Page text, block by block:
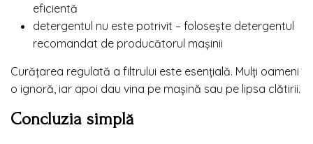
eficientă
detergentul nu este potrivit – folosește detergentul
recomandat de producătorul mașinii
Curățarea regulată a filtrului este esențială. Mulți oameni
o ignoră, iar apoi dau vina pe mașină sau pe lipsa clătirii.
Concluzia simplă